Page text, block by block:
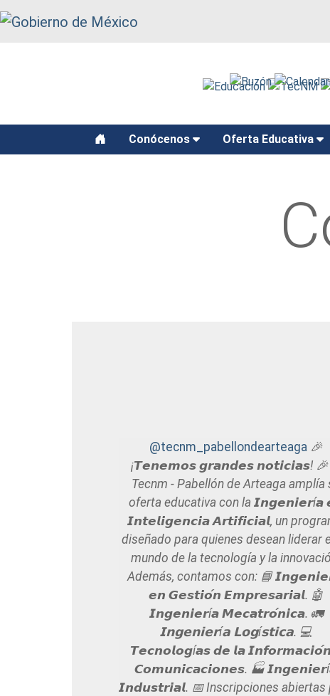
function recarga() { window.location.reload(); }
Conócenos Oferta Educativa
@tecnm_pabellondearteaga 🎉
¡𝙏𝙚𝙣𝙚𝙢𝙤𝙨 𝙜𝙧𝙖𝙣𝙙𝙚𝙨 𝙣𝙤𝙩𝙞𝙘𝙞𝙖𝙨! 🎉
Tecnm - Pabellón de Arteaga amplía
oferta educativa con la 𝙄𝙣𝙜𝙚𝙣𝙞𝙚𝙧í𝙖
𝙄𝙣𝙩𝙚𝙡𝙞𝙜𝙚𝙣𝙘𝙞𝙖 𝘼𝙧𝙩𝙞𝙛𝙞𝙘𝙞𝙖𝙡, un
diseñado para quienes desean liderar
mundo de la tecnología y la
Además, contamos con: 📘
𝙚𝙣 𝙂𝙚𝙨𝙩𝙞𝙤́𝙣 𝙀𝙢𝙥𝙧𝙚𝙨𝙖𝙧𝙞𝙖𝙡. 🤖
𝙄𝙣𝙜𝙚𝙣𝙞𝙚𝙧í𝙖 𝙈𝙚𝙘𝙖𝙩𝙧𝙤́𝙣𝙞𝙘𝙖. 🚛
𝗜𝗻𝗴𝗲𝗻𝗶𝗲𝗿í𝗮 𝗟𝗼𝗴í𝘀𝘁𝗶𝗰𝗮. 💻
𝙏𝙚𝙘𝙣𝙤𝙡𝙤𝙜í𝙖𝙨 𝙙𝙚 𝙡𝙖
𝘾𝙤𝙢𝙪𝙣𝙞𝙘𝙖𝙘𝙞𝙤𝙣𝙚𝙨. 🏭
𝙄𝙣𝙙𝙪𝙨𝙩𝙧𝙞𝙖𝙡. 📅 Inscripciones abiertas